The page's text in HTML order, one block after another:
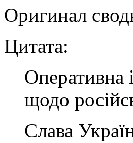
Оригинал
Цитата:
Оперативна
щодо
Слава